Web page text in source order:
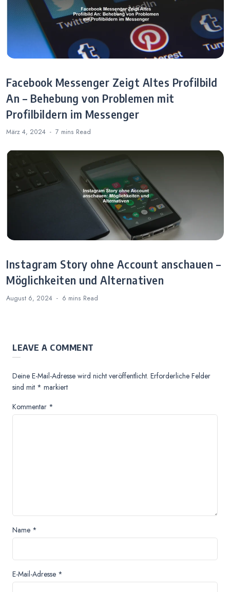
Facebook Messenger Zeigt Altes Profilbild
An – Behebung von Problemen mit
Profilbildern im Messenger
März 4, 2024 7 mins Read
Instagram Story ohne Account anschauen –
Möglichkeiten und Alternativen
August 6, 2024 6 mins Read
LEAVE A COMMENT
Deine E-Mail-Adresse wird nicht veröffentlicht. Erforderliche Felder
sind mit * markiert
Kommentar *
Name *
E-Mail-Adresse *